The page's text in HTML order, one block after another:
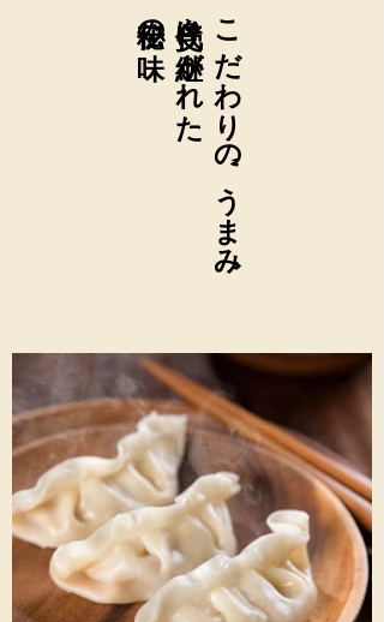
​こだわりの"うまみ"
代々受け継がれた
​秘伝の味